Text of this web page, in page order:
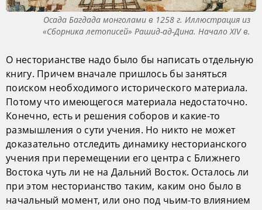
Осада Багдада монголами в 1258 г. Иллюстрация из
«Сборника летописей» Рашид-ад-Дина. Начало XIV в.
О несторианстве надо было бы написать отдельную
книгу. Причем вначале пришлось бы заняться
поиском необходимого исторического материала.
Потому что имеющегося материала недостаточно.
Конечно, есть и решения соборов и какие-то
размышления о сути учения. Но никто не может
доказательно отследить динамику несторианского
учения при перемещении его центра с Ближнего
Востока чуть ли не на Дальний Восток. Осталось ли
при этом несторианство таким, каким оно было в
начальный момент, или оно под чьим-то влиянием